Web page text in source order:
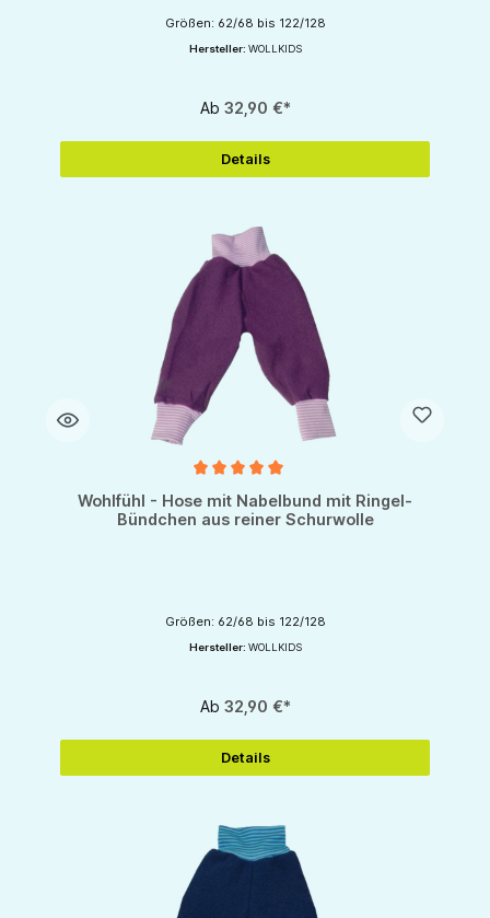
Größen: 62/68 bis 122/128
Hersteller: WOLLKIDS
Ab 32,90 €*
Details
Wohlfühl - Hose mit Nabelbund mit Ringel-
Bündchen aus reiner Schurwolle
Größen: 62/68 bis 122/128
Hersteller: WOLLKIDS
Ab 32,90 €*
Details